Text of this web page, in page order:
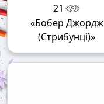
21
«Бобер Джордж
(Стрибунці)»